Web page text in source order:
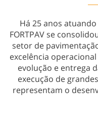
Há 25 anos
FORTPAV se
setor de
excelência
evolução e entrega
execução de
representam o